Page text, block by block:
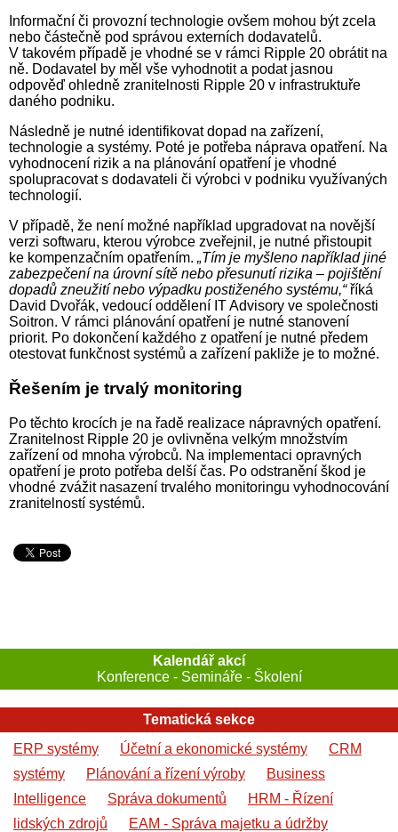
Informační či provozní technologie ovšem mohou být zcela
nebo částečně pod správou externích dodavatelů.
V takovém případě je vhodné se v rámci Ripple 20 obrátit na
ně. Dodavatel by měl vše vyhodnotit a podat jasnou
odpověď ohledně zranitelnosti Ripple 20 v infrastruktuře
daného podniku.
Následně je nutné identifikovat dopad na zařízení,
technologie a systémy. Poté je potřeba náprava opatření. Na
vyhodnocení rizik a na plánování opatření je vhodné
spolupracovat s dodavateli či výrobci v podniku využívaných
technologií.
V případě, že není možné například upgradovat na novější
verzi softwaru, kterou výrobce zveřejnil, je nutné přistoupit
ke kompenzačním opatřením. „Tím je myšleno například jiné
zabezpečení na úrovní sítě nebo přesunutí rizika – pojištění
dopadů zneužití nebo výpadku postiženého systému,“říká
David Dvořák, vedoucí oddělení IT Advisory ve společnosti
Soitron. V rámci plánování opatření je nutné stanovení
priorit. Po dokončení každého z opatření je nutné předem
otestovat funkčnost systémů a zařízení pakliže je to možné.
Řešením je trvalý monitoring
Po těchto krocích je na řadě realizace nápravných opatření.
Zranitelnost Ripple 20 je ovlivněna velkým množstvím
zařízení od mnoha výrobců. Na implementaci opravných
opatření je proto potřeba delší čas. Po odstranění škod je
vhodné zvážit nasazení trvalého monitoringu vyhodnocování
zranitelností systémů.
Kalendář akcí
Konference - Semináře - Školení
Tematická sekce
ERP systémy
Účetní a ekonomické systémy
CRM
systémy
Plánování a řízení výroby
Business
Intelligence
Správa dokumentů
HRM - Řízení
lidských zdrojů
EAM - Správa majetku a údržby